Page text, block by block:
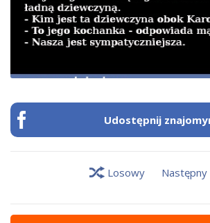
Udostępnij
Losowy Następny